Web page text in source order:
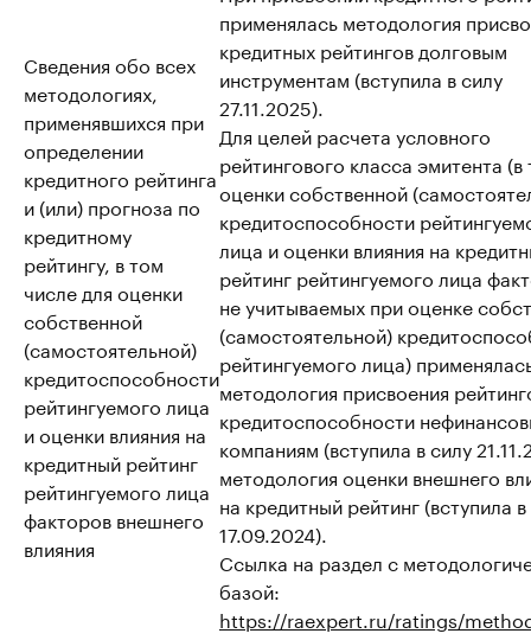
Сведения обо всех
методологиях,
применявшихся при
определении
кредитного рейтинга
и (или) прогноза по
кредитному
рейтингу, в том
числе для оценки
собственной
(самостоятельной)
кредитоспособности
рейтингуемого лица
и оценки влияния на
кредитный рейтинг
рейтингуемого лица
факторов внешнего
влияния
применялась методология
кредитных рейтингов долговым
инструментам (вступила в силу
27.11.2025).
Для целей расчета условного
рейтингового класса эмитента (в
оценки собственной
кредитоспособности
лица и оценки влияния на
рейтинг рейтингуемого лица
не учитываемых при оценке
(самостоятельной)
рейтингуемого лица)
методология присвоения
кредитоспособности
компаниям (вступила в силу
методология оценки внешнего
на кредитный рейтинг (вступила
17.09.2024).
Ссылка на раздел с
базой:
https://raexpert.ru/ratings/